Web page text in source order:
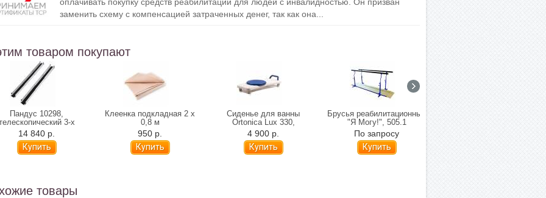
заменить схему с компенсацией затраченных денег, так как она...
товаром покупают
Пандус 10298,
3-х
секционный, 150 см
14 840 р.
Клеенка подкладная 2 х
0,8 м
950 р.
Сиденье для ванны
Ortonica Lux 330,
поворотное (аналог Lux-
100)
4 900 р.
Брусья реабилитационные
"Я Могу!", 505.1
По запросу
товары